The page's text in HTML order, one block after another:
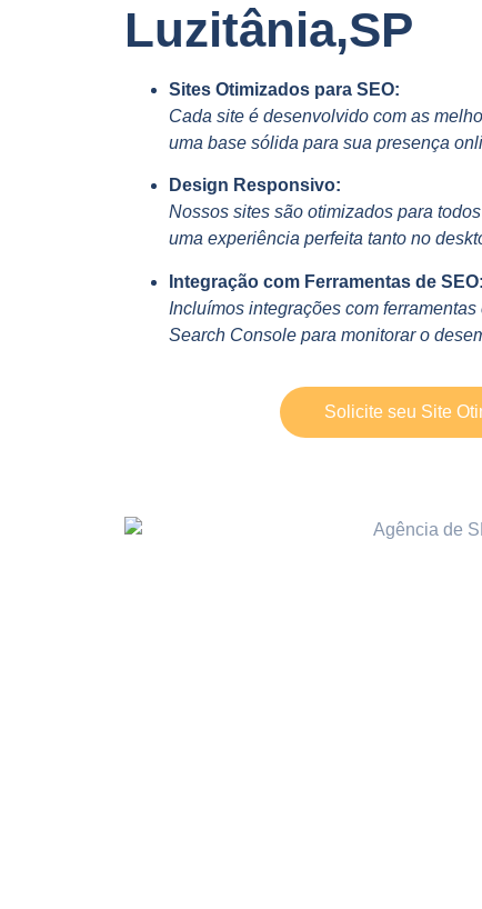
Luzitânia,SP
Sites Otimizados para SEO:
Cada site é desenvolvido com as
uma base sólida para sua presença
Design Responsivo:
Nossos sites são otimizados para
uma experiência perfeita tanto no
Integração com Ferramentas de SEO:
Incluímos integrações com
Search Console para monitorar o
Solicite seu Site